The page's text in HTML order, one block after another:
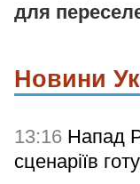
для
Новини
13:16 Напад
сценаріїв